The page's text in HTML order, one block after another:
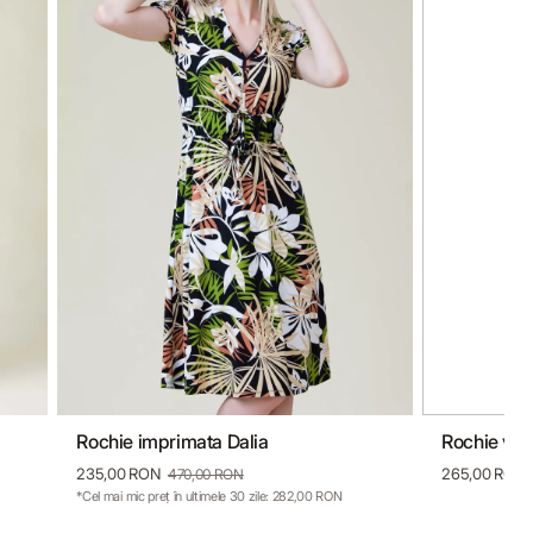
36 38 40 42
Rochie imprimata Dalia
235,00 RON 470,00 RON
*Cel mai mic preț în ultimele 30 zile: 282,00 RON
36
Rochie
265,00 RON